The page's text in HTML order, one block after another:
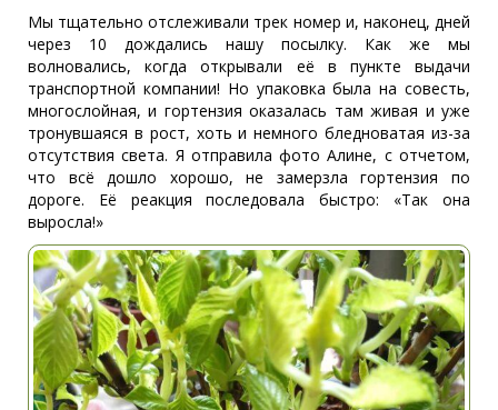
Мы тщательно отслеживали трек номер и, наконец, дней
через 10 дождались нашу посылку. Как же мы
волновались, когда открывали её в пункте выдачи
транспортной компании! Но упаковка была на совесть,
многослойная, и гортензия оказалась там живая и уже
тронувшаяся в рост, хоть и немного бледноватая из-за
отсутствия света. Я отправила фото Алине, с отчетом,
что всё дошло хорошо, не замерзла гортензия по
дороге. Её реакция последовала быстро: «Так она
выросла!»